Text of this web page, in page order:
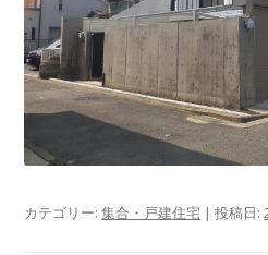
カテゴリー:集合・戸建住宅 | 投稿日: